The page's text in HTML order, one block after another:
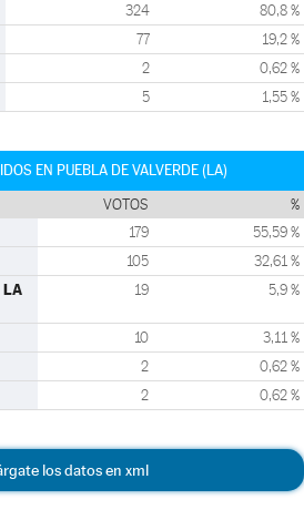
324 80,8 %
77 19,2 %
2 0,62 %
5 1,55 %
EN PUEBLA DE VALVERDE (LA)
VOTOS %
179 55,59 %
105 32,61 %
LA
19 5,9 %
10 3,11 %
2 0,62 %
2 0,62 %
los datos en xml